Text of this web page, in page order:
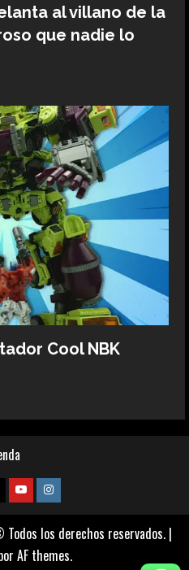
al villano de la
que nadie lo
Cool NBK
YoutubeInstagram
los derechos reservados. |
AF themes.